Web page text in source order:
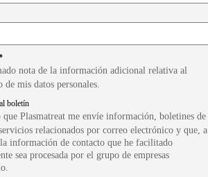
nota de la información adicional relativa al
de mis datos personales.
boletín
que Plasmatreat me envíe información, boletines de
relacionados por correo electrónico y que, a
información de contacto que he facilitado
sea procesada por el grupo de empresas